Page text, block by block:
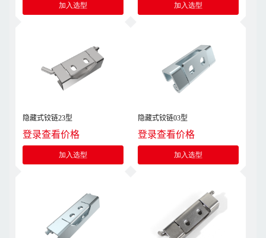
加入选型 加入选型
隐藏式铰链23型
登录查看价格
加入选型
隐藏式铰链03型
登录查看价格
加入选型